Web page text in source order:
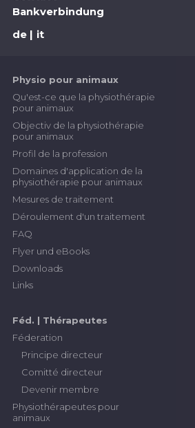
Bankverbindung
de
it
Physio pour animaux
Qu'est-ce que la physiothérapie
pour animaux
Objectiv de la physiothérapie
pour animaux
Profil de la profession
Domaines d'application de la
physiothérapie pour animaux
Mesures de traitement
Déroulement d'un traitement
FAQ
Flyer und eBooks
Downloads
Links
Féd. | Thérapeutes
Féderation
Principe directeur
Comitté directeur
Devenir membre
Physiothérapeutes pour
animaux